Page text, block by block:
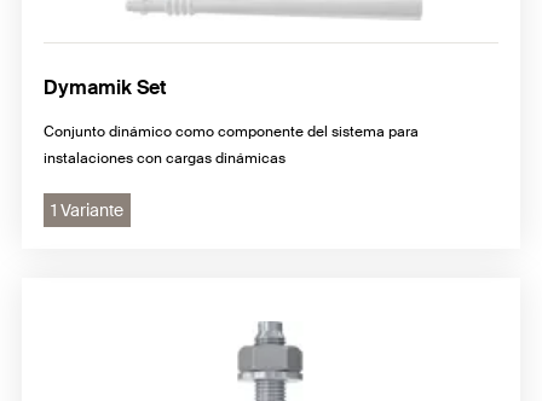
Dymamik Set
Conjunto dinámico como componente del sistema para
instalaciones con cargas dinámicas
1 Variante